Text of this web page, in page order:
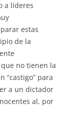
a líderes
estas
de la
que no tienen la
“castigo” para
a un dictador
al, por